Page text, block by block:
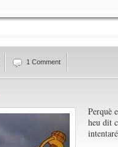
1 Comment
Perquè
heu dit